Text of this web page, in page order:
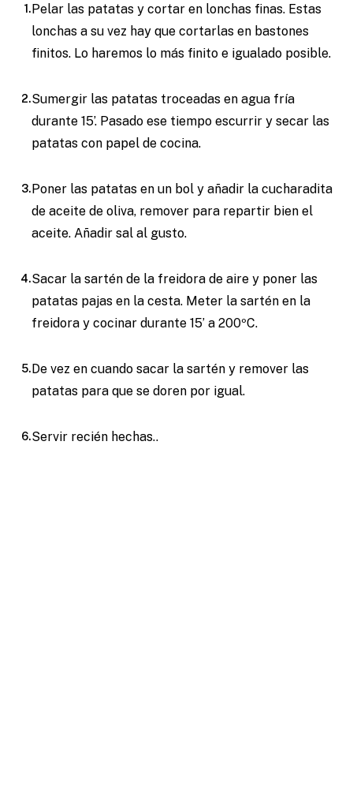
Pelar las patatas y cortar en lonchas finas. Estas
lonchas a su vez hay que cortarlas en bastones
finitos. Lo haremos lo más finito e igualado posible.
Sumergir las patatas troceadas en agua fría
durante 15’. Pasado ese tiempo escurrir y secar las
patatas con papel de cocina.
Poner las patatas en un bol y añadir la cucharadita
de aceite de oliva, remover para repartir bien el
aceite. Añadir sal al gusto.
Sacar la sartén de la freidora de aire y poner las
patatas pajas en la cesta. Meter la sartén en la
freidora y cocinar durante 15’ a 200ºC.
De vez en cuando sacar la sartén y remover las
patatas para que se doren por igual.
Servir recién hechas..